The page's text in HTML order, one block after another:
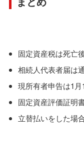
固定資産税は死亡
相続人代表者届は
現所有者申告は1
固定資産評価証明
立替払いをした場